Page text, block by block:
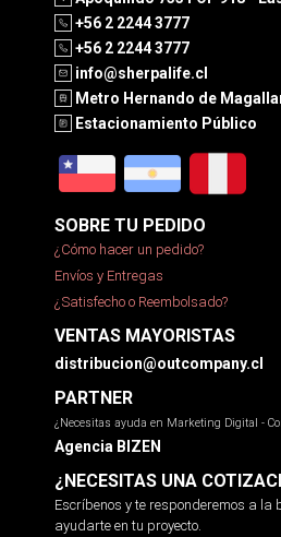
+56 2 2244 3777
+56 2 2244 3777
info@sherpalife.cl
Metro Hernando de
Estacionamiento Público
SOBRE TU PEDIDO
¿Cómo hacer un pedido?
Envíos y Entregas
¿Satisfecho o Reembolsado?
VENTAS MAYORISTAS
distribucion@outcompany.cl
PARTNER
¿Necesitas ayuda en Marketing Digital -
Agencia BIZEN
¿NECESITAS UNA
Escríbenos y te responderemos a
ayudarte en tu proyecto.